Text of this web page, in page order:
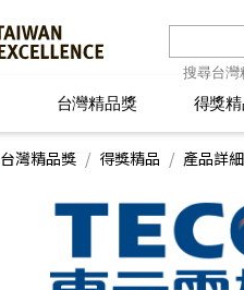
台灣精品獎
線上報名
得獎
最新消息
台灣精品獎 得獎精品 產品詳
台灣精品獎
線上報名
得獎
最新消息